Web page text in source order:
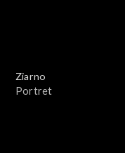
Ziarno
Portret